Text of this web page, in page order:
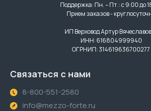
Поддержка: Пн. – Пт.: с 9:00 до
Прием заказов -
ИП Верховод Артур
ИНН: 616804999940
ОГРНИП: 314619636700277
Связаться с нами
8-800-551-2580
info@mezzo-forte.ru